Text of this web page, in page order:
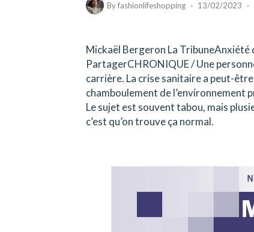
Byfashionlifeshopping 13/02/2023
Mickaël Bergeron La
PartagerCHRONIQUE / Une
carrière. La crise sanitaire a peut-
chamboulement de l’environnement
Le sujet est souvent tabou, mais
c’est qu’on trouve ça normal.